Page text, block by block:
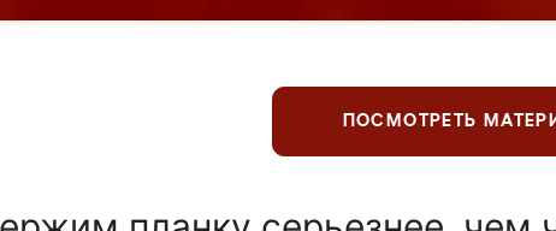
ПОСМОТРЕТЬ